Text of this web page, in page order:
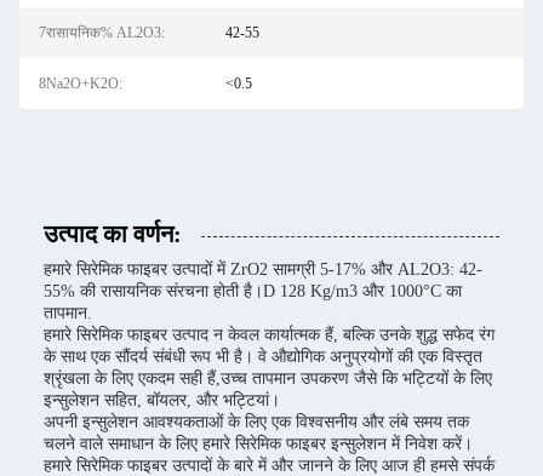
7रासायनिक% AL2O3: 42-55
8Na2O+K2O: <0.5
उत्पाद का वर्णन:
हमारे सिरेमिक फाइबर उत्पादों में ZrO2 सामग्री 5-17% और AL2O3: 42-
55% की रासायनिक संरचना होती है।D 128 Kg/m3 और 1000°C का
तापमान.
हमारे सिरेमिक फाइबर उत्पाद न केवल कार्यात्मक हैं, बल्कि उनके शुद्ध सफेद रंग
के साथ एक सौंदर्य संबंधी रूप भी है। वे औद्योगिक अनुप्रयोगों की एक विस्तृत
श्रृंखला के लिए एकदम सही हैं,उच्च तापमान उपकरण जैसे कि भट्टियों के लिए
इन्सुलेशन सहित, बॉयलर, और भट्टियां।
अपनी इन्सुलेशन आवश्यकताओं के लिए एक विश्वसनीय और लंबे समय तक
चलने वाले समाधान के लिए हमारे सिरेमिक फाइबर इन्सुलेशन में निवेश करें।
हमारे सिरेमिक फाइबर उत्पादों के बारे में और जानने के लिए आज ही हमसे संपर्क